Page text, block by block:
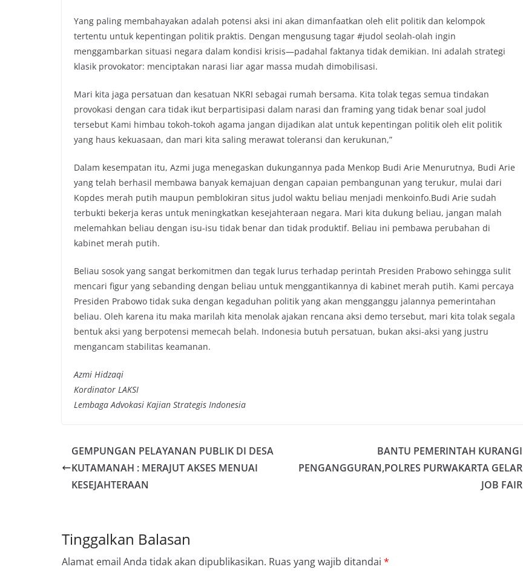
Yang paling membahayakan adalah potensi aksi ini akan dimanfaatkan oleh elit politik dan kelompok
tertentu untuk kepentingan politik praktis. Dengan mengusung tagar #judol seolah-olah ingin
menggambarkan situasi negara dalam kondisi krisis—padahal faktanya tidak demikian. Ini adalah strategi
klasik provokator: menciptakan narasi liar agar massa mudah dimobilisasi.
Mari kita jaga persatuan dan kesatuan NKRI sebagai rumah bersama. Kita tolak tegas semua tindakan
provokasi dengan cara tidak ikut berpartisipasi dalam narasi dan framing yang tidak benar soal judol
tersebut Kami himbau tokoh-tokoh agama jangan dijadikan alat untuk kepentingan politik oleh elit politik
yang haus kekuasaan, dan mari kita saling merawat toleransi dan kerukunan,”
Dalam kesempatan itu, Azmi juga menegaskan dukungannya pada Menkop Budi Arie Menurutnya, Budi Arie
yang telah berhasil membawa banyak kemajuan dengan capaian pembangunan yang terukur, mulai dari
Kopdes merah putih maupun pemblokiran situs judol waktu beliau menjadi menkoinfo.Budi Arie sudah
terbukti bekerja keras untuk meningkatkan kesejahteraan negara. Mari kita dukung beliau, jangan malah
melemahkan beliau dengan isu-isu tidak benar dan tidak produktif. Beliau ini pembawa perubahan di
kabinet merah putih.
Beliau sosok yang sangat berkomitmen dan tegak lurus terhadap perintah Presiden Prabowo sehingga sulit
mencari figur yang sebanding dengan beliau untuk menggantikannya di kabinet merah putih. Kami percaya
Presiden Prabowo tidak suka dengan kegaduhan politik yang akan mengganggu jalannya pemerintahan
beliau. Oleh karena itu maka marilah kita menolak ajakan rencana aksi demo tersebut, mari kita tolak segala
bentuk aksi yang berpotensi memecah belah. Indonesia butuh persatuan, bukan aksi-aksi yang justru
mengancam stabilitas keamanan.
Azmi Hidzaqi
Kordinator LAKSI
Lembaga Advokasi Kajian Strategis Indonesia
GEMPUNGAN PELAYANAN PUBLIK DI DESA
KUTAMANAH : MERAJUT AKSES MENUAI
KESEJAHTERAAN
BANTU PEMERINTAH KURANGI
PENGANGGURAN,POLRES PURWAKARTA GELAR
JOB FAIR
Tinggalkan Balasan
Alamat email Anda tidak akan dipublikasikan. Ruas yang wajib ditandai *